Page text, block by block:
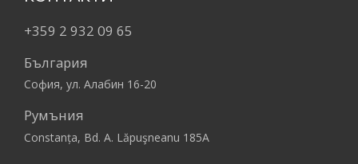
+359 2 932 09 65
България
София, ул. Алабин 16-20
Румъния
Constanța, Bd. A. Lăpuşneanu 185A